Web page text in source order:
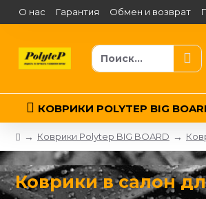
О нас Гарантия Обмен и возврат
КОВРИКИ POLYTEP BIG
Коврики Polytep BIG BOARD
Коврики в салон